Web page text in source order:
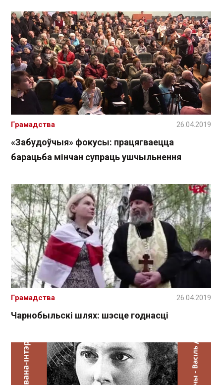
«Забудоўчыя» фокусы: працягваецца
барацьба мінчан супраць ушчыльнення
Грамадства 26.04.2019
Чарнобыльскі шлях: шэсце годнасці
Грамадства 26.04.2019